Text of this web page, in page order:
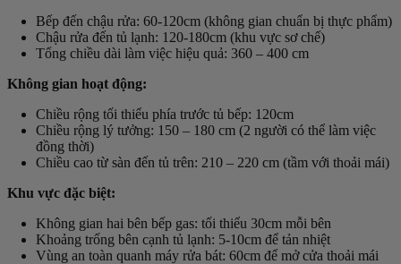
Bếp đến chậu rửa: 60-120cm (không gian chuẩn bị thực phẩm)
Chậu rửa đến tủ lạnh: 120-180cm (khu vực sơ chế)
Tổng chiều dài làm việc hiệu quả: 360 – 400 cm
Không gian hoạt động:
Chiều rộng tối thiểu phía trước tủ bếp: 120cm
Chiều rộng lý tưởng: 150 – 180 cm (2 người có thể làm việc
đồng thời)
Chiều cao từ sàn đến tủ trên: 210 – 220 cm (tầm với thoải mái)
Khu vực đặc biệt:
Không gian hai bên bếp gas: tối thiểu 30cm mỗi bên
Khoảng trống bên cạnh tủ lạnh: 5-10cm để tản nhiệt
Vùng an toàn quanh máy rửa bát: 60cm để mở cửa thoải mái